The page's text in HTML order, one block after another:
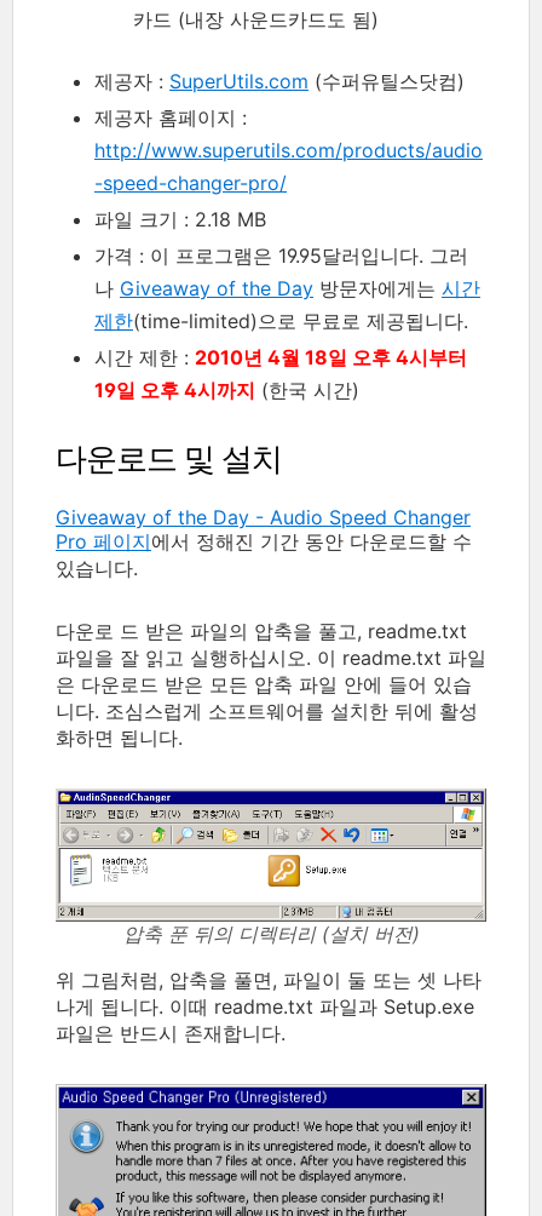
카드 (내장 사운드카드도 됨)
제공자 : SuperUtils.com (수퍼유틸스닷컴)
제공자 홈페이지 :
http://www.superutils.com/products/audio
-speed-changer-pro/
파일 크기 : 2.18 MB
가격 : 이 프로그램은 19.95달러입니다. 그러
나 Giveaway of the Day 방문자에게는 시간
제한(time-limited)으로 무료로 제공됩니다.
시간 제한 : 2010년 4월 18일 오후 4시부터
19일 오후 4시까지 (한국 시간)
다운로드 및 설치
Giveaway of the Day - Audio Speed Changer
Pro 페이지에서 정해진 기간 동안 다운로드할 수
있습니다.
다운로 드 받은 파일의 압축을 풀고, readme.txt
파일을 잘 읽고 실행하십시오. 이 readme.txt 파일
은 다운로드 받은 모든 압축 파일 안에 들어 있습
니다. 조심스럽게 소프트웨어를 설치한 뒤에 활성
화하면 됩니다.
압축 푼 뒤의 디렉터리 (설치 버전)
위 그림처럼, 압축을 풀면, 파일이 둘 또는 셋 나타
나게 됩니다. 이때 readme.txt 파일과 Setup.exe
파일은 반드시 존재합니다.